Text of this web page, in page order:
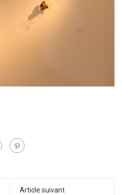
Article suivant